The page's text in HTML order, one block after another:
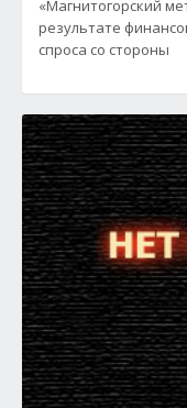
«Магнитогорский
результате
спроса со стороны